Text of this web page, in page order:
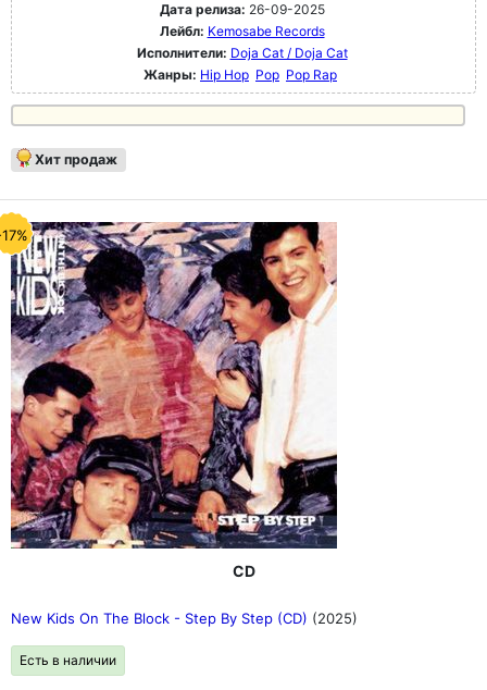
Дата релиза: 26-09-2025
Лейбл: Kemosabe Records
Исполнители: Doja Cat / Doja Cat
Жанры: Hip Hop Pop Pop Rap
Хит продаж
CD
New Kids On The Block - Step By Step (CD) (2025)
Есть в наличии